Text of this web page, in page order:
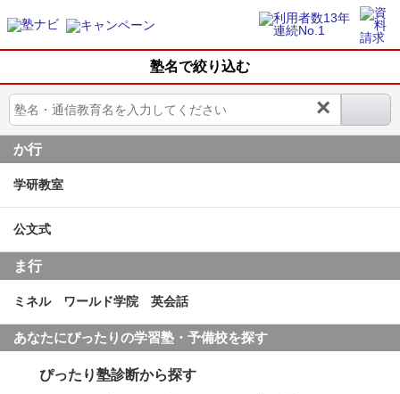
塾名で絞り込む
×
か行
学研教室
公文式
ま行
ミネル ワールド学院 英会話
あなたにぴったりの学習塾・予備校を探す
ぴったり塾診断から探す